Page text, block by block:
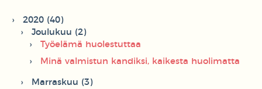
2020 (40)
Joulukuu (2)
Työelämä huolestuttaa
Minä valmistun kandiksi, kaikesta huolimatta
Marraskuu (3)